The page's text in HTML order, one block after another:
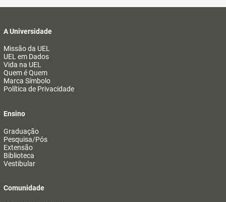
A Universidade
Missão da UEL
UEL em Dados
Vida na UEL
Quem é Quem
Marca Símbolo
Política de Privacidade
Ensino
Graduação
Pesquisa/Pós
Extensão
Biblioteca
Vestibular
Comunidade